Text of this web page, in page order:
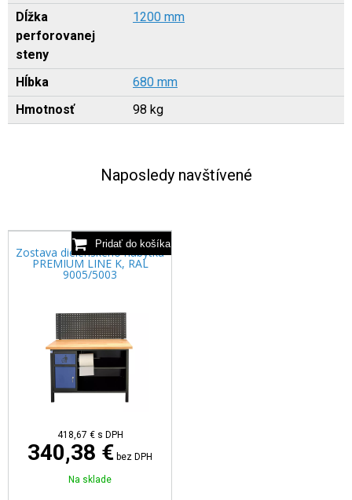
Dĺžka
perforovanej
steny
1200 mm
Hĺbka
680 mm
Hmotnosť
98 kg
Naposledy navštívené
Zostava dielenského nábytku
PREMIUM LINE K, RAL
9005/5003
418,67 € s DPH
340,38 € bez DPH
Na sklade